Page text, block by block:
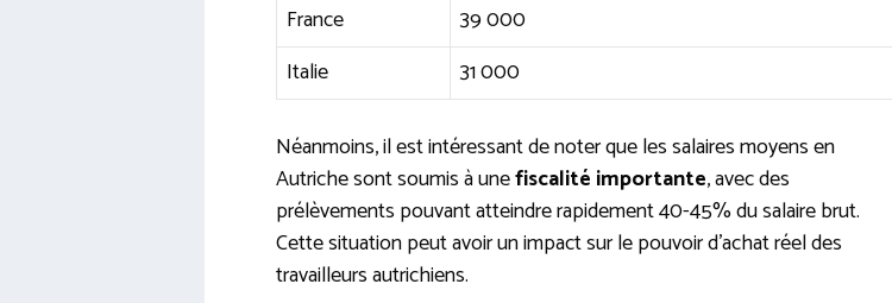
France
39 000
Italie
31 000
Néanmoins, il est intéressant de noter que les salaires moyens en
Autriche sont soumis à unefiscalité importante, avec des
prélèvements pouvant atteindre rapidement 40-45% du salaire brut.
Cette situation peut avoir un impact sur le pouvoir d’achat réel des
travailleurs autrichiens.